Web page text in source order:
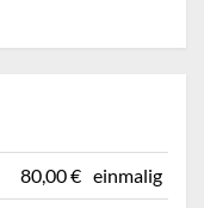
80,00 € einmalig